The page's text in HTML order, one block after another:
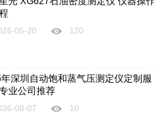
05-20 120
深圳自动饱和蒸气压测定仪定制服
业公司推荐
08-07 10